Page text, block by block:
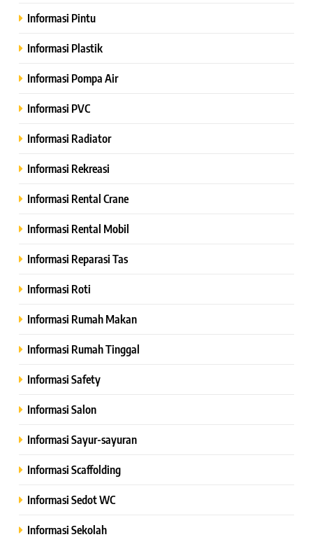
Informasi Pintu
Informasi Plastik
Informasi Pompa Air
Informasi PVC
Informasi Radiator
Informasi Rekreasi
Informasi Rental Crane
Informasi Rental Mobil
Informasi Reparasi Tas
Informasi Roti
Informasi Rumah Makan
Informasi Rumah Tinggal
Informasi Safety
Informasi Salon
Informasi Sayur-sayuran
Informasi Scaffolding
Informasi Sedot WC
Informasi Sekolah